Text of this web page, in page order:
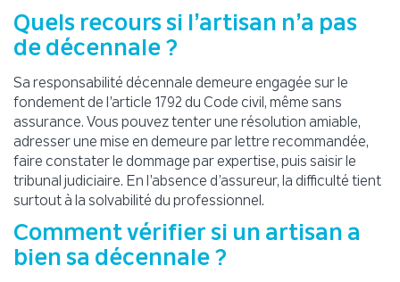
Quels recours si l’artisan n’a pas
de décennale ?
Sa responsabilité décennale demeure engagée sur le
fondement de l’article 1792 du Code civil, même sans
assurance. Vous pouvez tenter une résolution amiable,
adresser une mise en demeure par lettre recommandée,
faire constater le dommage par expertise, puis saisir le
tribunal judiciaire. En l’absence d’assureur, la difficulté tient
surtout à la solvabilité du professionnel.
Comment vérifier si un artisan a
bien sa décennale ?